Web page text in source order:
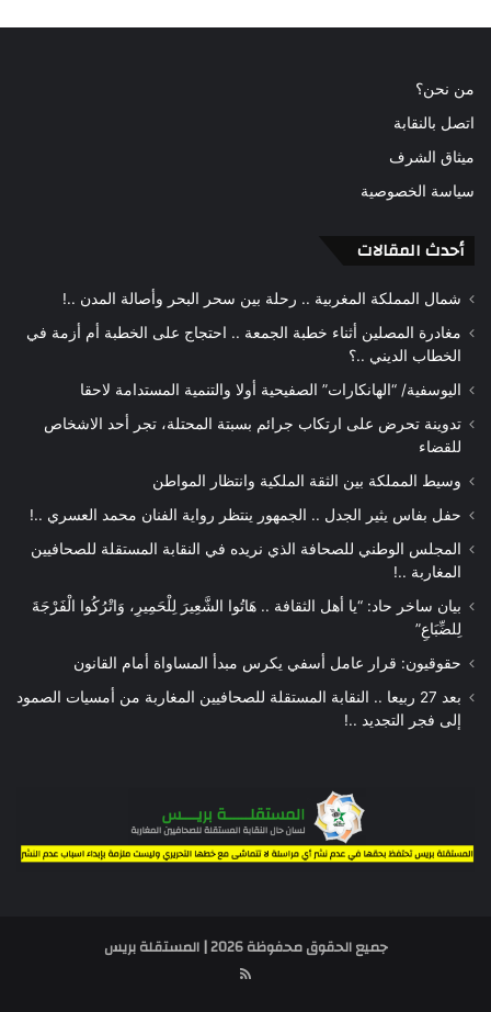
من نحن؟
اتصل بالنقابة
ميثاق الشرف
سياسة الخصوصية
أحدث المقالات
شمال المملكة المغربية .. رحلة بين سحر البحر وأصالة المدن ..!
مغادرة المصلين أثناء خطبة الجمعة .. احتجاج على الخطبة أم أزمة في
الخطاب الديني ..؟
اليوسفية/ “الهانكارات” الصفيحية أولا والتنمية المستدامة لاحقا
تدوينة تحرض على ارتكاب جرائم بسبتة المحتلة، تجر أحد الاشخاص
للقضاء
وسيط المملكة بين الثقة الملكية وانتظار المواطن
حفل بفاس يثير الجدل .. الجمهور ينتظر رواية الفنان محمد العسري ..!
المجلس الوطني للصحافة الذي نريده في النقابة المستقلة للصحافيين
المغاربة ..!
بيان ساخر حاد: “يا أهل الثقافة .. هَاتُوا الشَّعِيرَ لِلْحَمِيرِ، وَاتْرُكُوا الْفَرْجَةَ
لِلضِّبَاعِ”
حقوقيون: قرار عامل أسفي يكرس مبدأ المساواة أمام القانون
بعد 27 ربيعا .. النقابة المستقلة للصحافيين المغاربة من أمسيات الصمود
إلى فجر التجديد ..!
جميع الحقوق محفوظة 2026 | المستقلة بريس
RSS